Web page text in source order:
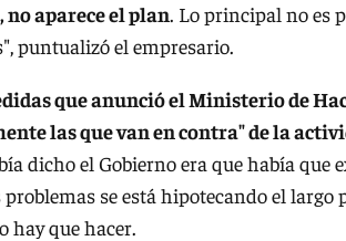
no aparece el plan. Lo principal no es
puntualizó el empresario.
que anunció el Ministerio de
las que van en contra" de la
dicho el Gobierno era que había que
se está hipotecando el largo
hay que hacer.